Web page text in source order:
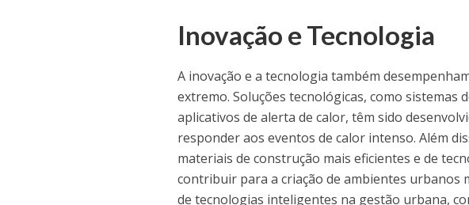
Inovação e Tecnologia
A inovação e a tecnologia também
extremo. Soluções tecnológicas, como
aplicativos de alerta de calor, têm sido
responder aos eventos de calor intenso. Além
materiais de construção mais eficientes e de
contribuir para a criação de ambientes urbanos
de tecnologias inteligentes na gestão urbana,